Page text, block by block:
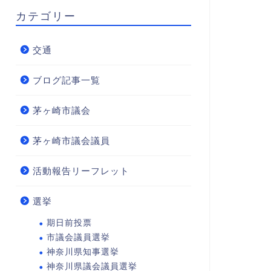
カテゴリー
交通
ブログ記事一覧
茅ヶ崎市議会
茅ヶ崎市議会議員
活動報告リーフレット
選挙
期日前投票
市議会議員選挙
神奈川県知事選挙
神奈川県議会議員選挙